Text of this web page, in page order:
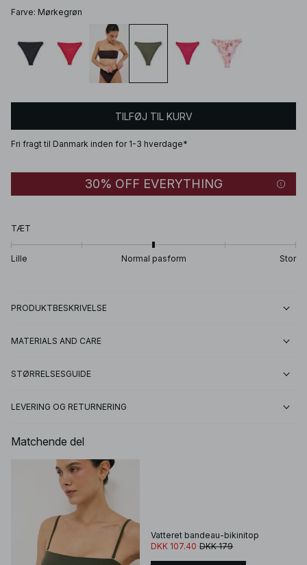
Farve: Mørkegrøn
TILFØJ TIL KURV
Fri fragt til Danmark inden for 1-3 hverdage*
30% OFF EVERYTHING
TÆT
Lille Normal pasform Stor
PRODUKTBESKRIVELSE
MATERIALS AND CARE
STØRRELSESGUIDE
LEVERING OG RETURNERING
Matchende del
Vatteret bandeau-bikinitop
DKK 107.40 DKK 179